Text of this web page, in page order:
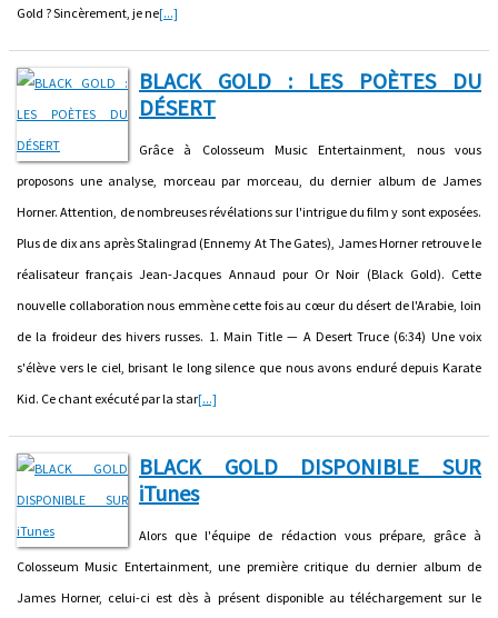
Gold ? Sincèrement, je ne[...]
BLACK GOLD : LES POÈTES DU
DÉSERT
Grâce à Colosseum Music Entertainment, nous vous
proposons une analyse, morceau par morceau, du dernier album de James
Horner. Attention, de nombreuses révélations sur l'intrigue du film y sont exposées.
Plus de dix ans après Stalingrad (Ennemy At The Gates), James Horner retrouve le
réalisateur français Jean-Jacques Annaud pour Or Noir (Black Gold). Cette
nouvelle collaboration nous emmène cette fois au cœur du désert de l'Arabie, loin
de la froideur des hivers russes. 1. Main Title — A Desert Truce (6:34) Une voix
s'élève vers le ciel, brisant le long silence que nous avons enduré depuis Karate
Kid. Ce chant exécuté par la star[...]
BLACK GOLD DISPONIBLE SUR
iTunes
Alors que l'équipe de rédaction vous prépare, grâce à
Colosseum Music Entertainment, une première critique du dernier album de
James Horner, celui-ci est dès à présent disponible au téléchargement sur le